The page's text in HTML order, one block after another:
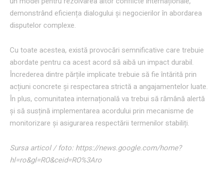
demonstrând eficiența dialogului și negocierilor în abordarea
disputelor complexe.
Cu toate acestea, există provocări semnificative care trebuie
abordate pentru ca acest acord să aibă un impact durabil.
Încrederea dintre părțile implicate trebuie să fie întărită prin
acțiuni concrete și respectarea strictă a angajamentelor luate.
În plus, comunitatea internațională va trebui să rămână alertă
și să susțină implementarea acordului prin mecanisme de
monitorizare și asigurarea respectării termenilor stabiliți.
Sursa articol / foto: https://news.google.com/home?
hl=ro&gl=RO&ceid=RO%3Aro